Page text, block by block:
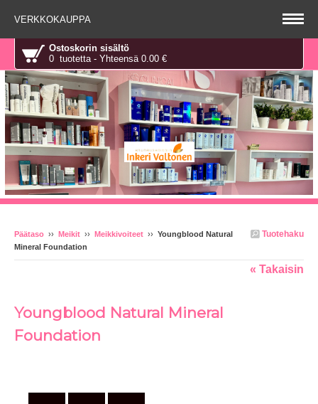
VERKKOKAUPPA
Ostoskorin sisältö
0 tuotetta - Yhteensä 0.00 €
Tuotehaku
Päätaso ›› Meikit ›› Meikkivoiteet ›› Youngblood Natural
Mineral Foundation
« Takaisin
Youngblood Natural Mineral
Foundation